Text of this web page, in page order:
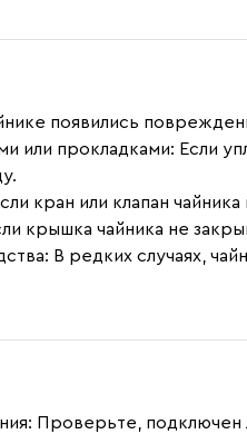
появились
или прокладками: Если
кран или клапан
крышка чайника не
: В редких случаях,
Проверьте, подключен